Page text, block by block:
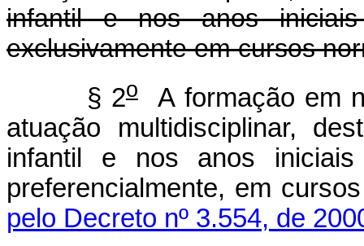
infantil e nos anos
exclusivamente em cursos
§ 2oA formação em
atuação multidisciplinar,
infantil e nos anos iniciais
preferencialmente, em
pelo Decreto nº 3.554, de